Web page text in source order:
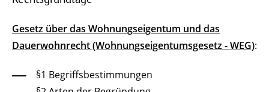
Gesetz über das Wohnungseigentum und das
Dauerwohnrecht (Wohnungseigentumsgesetz - WEG):
§1 Begriffsbestimmungen